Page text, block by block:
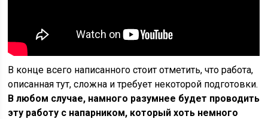
В конце всего написанного стоит отметить, что работа,
описанная тут, сложна и требует некоторой подготовки.
В любом случае, намного разумнее будет проводить
эту работу с напарником, который хоть немного